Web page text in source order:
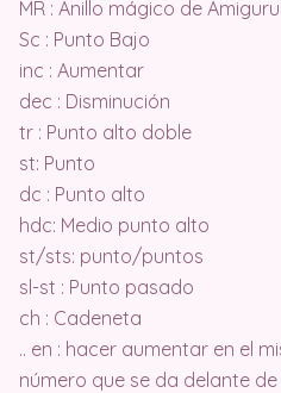
MR : Anillo mágico de
Sc : Punto Bajo
inc : Aumentar
dec : Disminución
tr : Punto alto doble
st: Punto
dc : Punto alto
hdc: Medio punto alto
st/sts: punto/puntos
sl-st : Punto pasado
ch : Cadeneta
.. en : hacer aumentar en el
número que se da delante